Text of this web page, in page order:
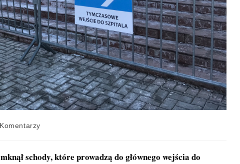
schody, które prowadzą do głównego wejścia do